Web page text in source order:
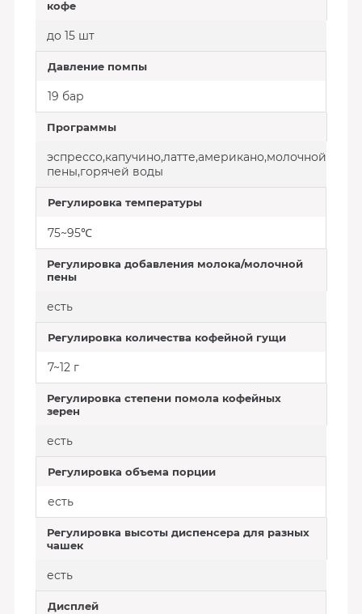
кофе
до 15 шт
Давление помпы
19 бар
Программы
эспрессо,капучино,латте,американо,молочной
пены,горячей воды
Регулировка температуры
75~95℃
Регулировка добавления молока/молочной
пены
есть
Регулировка количества кофейной гущи
7~12 г
Регулировка степени помола кофейных
зерен
есть
Регулировка объема порции
есть
Регулировка высоты диспенсера для разных
чашек
есть
Дисплей